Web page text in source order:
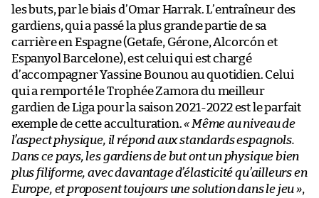
les buts, par le biais d’Omar Harrak. L’entraîneur des
gardiens, qui a passé la plus grande partie de sa
carrière en Espagne (Getafe, Gérone, Alcorcón et
Espanyol Barcelone), est celui qui est chargé
d’accompagner Yassine Bounou au quotidien. Celui
qui a remporté le Trophée Zamora du meilleur
gardien de Liga pour la saison 2021-2022 est le parfait
exemple de cette acculturation.« Même au niveau de
l’aspect physique, il répond aux standards espagnols.
Dans ce pays, les gardiens de but ont un physique bien
plus filiforme, avec davantage d’élasticité qu’ailleurs en
Europe, et proposent toujours une solution dans le jeu »,